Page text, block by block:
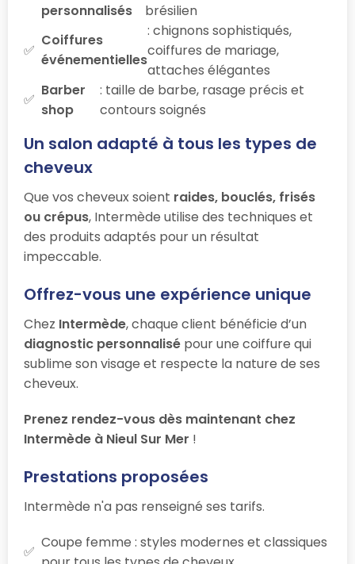
personnalisés
brésilien
Coiffures
événementielles
: chignons sophistiqués,
coiffures de mariage,
attaches élégantes
Barber
shop
: taille de barbe, rasage précis et
contours soignés
Un salon adapté à tous les types de
cheveux
Que vos cheveux soient raides, bouclés, frisés
ou crépus, Intermède utilise des techniques et
des produits adaptés pour un résultat
impeccable.
Offrez-vous une expérience unique
Chez Intermède, chaque client bénéficie d’un
diagnostic personnalisé pour une coiffure qui
sublime son visage et respecte la nature de ses
cheveux.
Prenez rendez-vous dès maintenant chez
Intermède à Nieul Sur Mer !
Prestations proposées
Intermède n'a pas renseigné ses tarifs.
Coupe femme : styles modernes et classiques